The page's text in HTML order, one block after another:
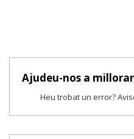
Ajudeu-nos a millorar
Heu trobat un error?